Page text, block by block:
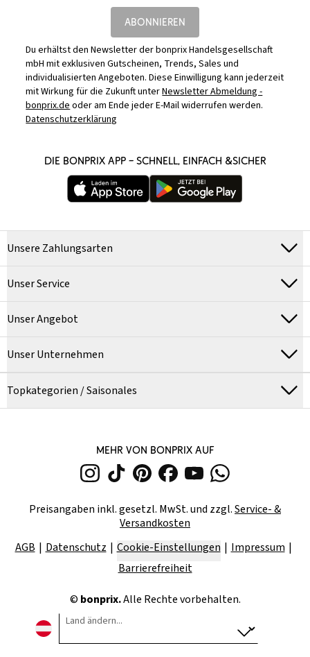
ABONNIEREN
Du erhältst den Newsletter der bonprix Handelsgesellschaft
mbH mit exklusiven Gutscheinen, Trends, Sales und
individualisierten Angeboten. Diese Einwilligung kann jederzeit
mit Wirkung für die Zukunft unterNewsletter Abmeldung -
bonprix.deoder am Ende jeder E-Mail widerrufen werden.
Datenschutzerklärung
DIE BONPRIX APP – SCHNELL, EINFACH &SICHER
Unsere Zahlungsarten
Unser Service
Unser Angebot
Unser Unternehmen
Topkategorien / Saisonales
MEHR VON BONPRIX AUF
Preisangaben inkl. gesetzl. MwSt. und zzgl.Service- &
Versandkosten
AGB
Datenschutz Cookie-Einstellungen
Impressum
Barrierefreiheit
© bonprix.Alle Rechte vorbehalten.
Land ändern...